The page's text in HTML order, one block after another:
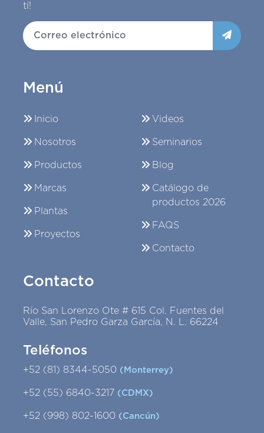
tí!
Menú
Inicio
Nosotros
Productos
Marcas
Plantas
Proyectos
Videos
Seminarios
Blog
Catálogo de
productos 2026
FAQS
Contacto
Contacto
Río San Lorenzo Ote # 615 Col. Fuentes del
Valle, San Pedro Garza García, N. L. 66224
Teléfonos
+52 (81) 8344-5050 (Monterrey)
+52 (55) 6840-3217 (CDMX)
+52 (998) 802-1600 (Cancún)